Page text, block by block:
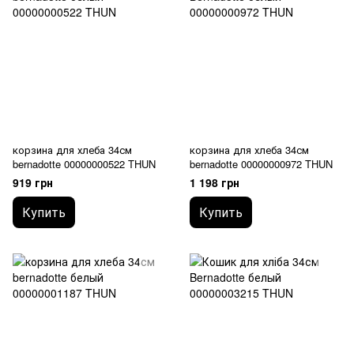
корзина для хлеба 34см
bernadotte 00000000522 THUN
919 грн
Купить
корзина для хлеба 34см
bernadotte 00000000972 THUN
1 198 грн
Купить